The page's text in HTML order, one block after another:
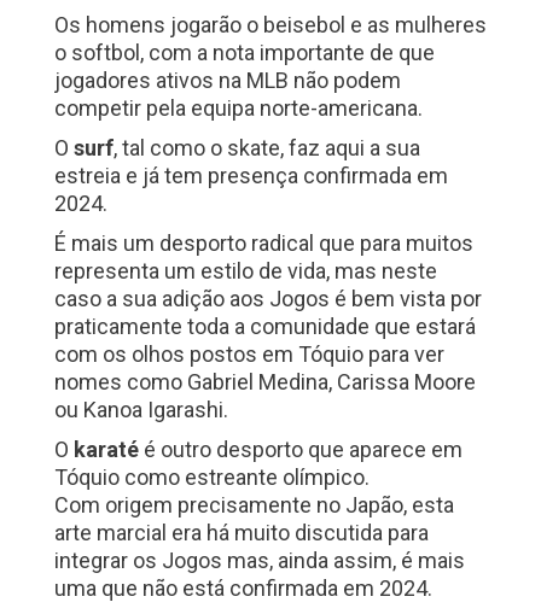
Os homens jogarão o beisebol e as mulheres
o softbol, com a nota importante de que
jogadores ativos na MLB não podem
competir pela equipa norte-americana.
O surf, tal como o skate, faz aqui a sua
estreia e já tem presença confirmada em
2024.
É mais um desporto radical que para muitos
representa um estilo de vida, mas neste
caso a sua adição aos Jogos é bem vista por
praticamente toda a comunidade que estará
com os olhos postos em Tóquio para ver
nomes como Gabriel Medina, Carissa Moore
ou Kanoa Igarashi.
O karaté é outro desporto que aparece em
Tóquio como estreante olímpico.
Com origem precisamente no Japão, esta
arte marcial era há muito discutida para
integrar os Jogos mas, ainda assim, é mais
uma que não está confirmada em 2024.